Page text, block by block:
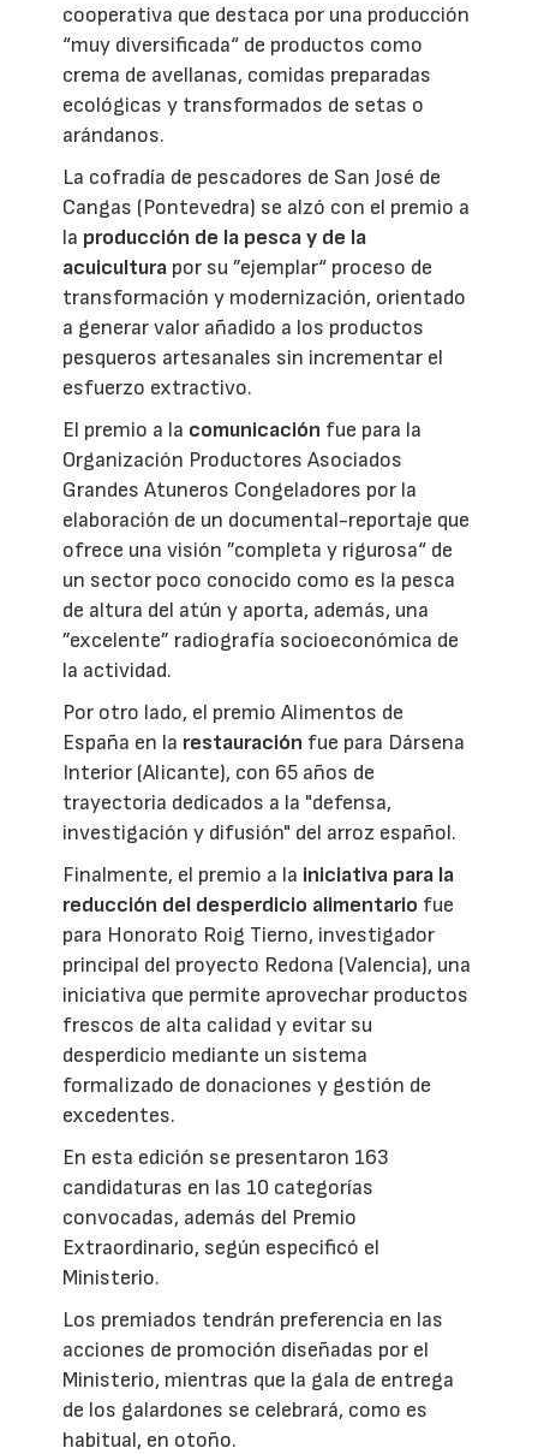
cooperativa que destaca por una producción
“muy diversificada“ de productos como
crema de avellanas, comidas preparadas
ecológicas y transformados de setas o
arándanos.
La cofradía de pescadores de San José de
Cangas (Pontevedra) se alzó con el premio a
la producción de la pesca y de la
acuicultura por su ”ejemplar“ proceso de
transformación y modernización, orientado
a generar valor añadido a los productos
pesqueros artesanales sin incrementar el
esfuerzo extractivo.
El premio a la comunicación fue para la
Organización Productores Asociados
Grandes Atuneros Congeladores por la
elaboración de un documental-reportaje que
ofrece una visión ”completa y rigurosa“ de
un sector poco conocido como es la pesca
de altura del atún y aporta, además, una
”excelente” radiografía socioeconómica de
la actividad.
Por otro lado, el premio Alimentos de
España en la restauración fue para Dársena
Interior (Alicante), con 65 años de
trayectoria dedicados a la "defensa,
investigación y difusión" del arroz español.
Finalmente, el premio a la iniciativa para la
reducción del desperdicio alimentario fue
para Honorato Roig Tierno, investigador
principal del proyecto Redona (Valencia), una
iniciativa que permite aprovechar productos
frescos de alta calidad y evitar su
desperdicio mediante un sistema
formalizado de donaciones y gestión de
excedentes.
En esta edición se presentaron 163
candidaturas en las 10 categorías
convocadas, además del Premio
Extraordinario, según especificó el
Ministerio.
Los premiados tendrán preferencia en las
acciones de promoción diseñadas por el
Ministerio, mientras que la gala de entrega
de los galardones se celebrará, como es
habitual, en otoño.